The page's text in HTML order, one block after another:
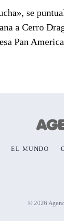
se
a Cerro
Pan
EL MUNDO
© 2026